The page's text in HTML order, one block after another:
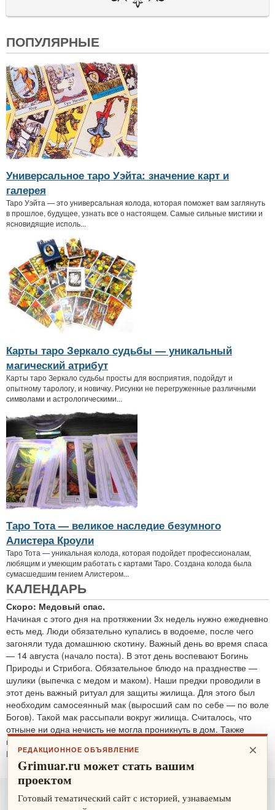
ПОПУЛЯРНЫЕ
Универсальное таро Уэйта: значение карт и
галерея
Таро Уэйта — это универсальная колода, которая поможет вам заглянуть
в прошлое, будущее, узнать все о настоящем. Самые сильные мистики и
ясновидящие исполь...
Карты таро Зеркало судьбы — уникальный
магический атрибут
Карты таро Зеркало судьбы просты для восприятия, подойдут и
опытному тарологу, и новичку. Рисунки не перегруженные различными
символами и астрологическими...
Таро Тота — великое наследие безумного
Алистера Кроули
Таро Тота — уникальная колода, которая подойдет профессионалам,
любящим и умеющим работать с картами Таро. Создана колода была
сумасшедшим гением Алистером...
КАЛЕНДАРЬ
Скоро: Медовый спас.
Начиная с этого дня на протяжении 3х недель нужно ежедневно
есть мед. Люди обязательно купались в водоеме, после чего
загоняли туда домашнюю скотину. Важный день во время спаса
— 14 августа (начало поста). В этот день воспевают Богинь
Природы и Стрибога. Обязательное блюдо на празднестве —
шулики (выпечка с медом и маком). Наши предки проводили в
этот день важный ритуал для защиты жилища. Для этого был
необходим самосеянный мак (выросший сам по себе — по воле
Богов). Такой мак рассыпали вокруг жилища. Считалось, что
отныне ни одна нечисть не могла проникнуть в дом. Также
проводятся обряды для защиты от злобных духов.
По теме:защитные ритуалы ×
РЕДАКЦИОННОЕ ОБЪЯВЛЕНИЕ
Grimuar.ru может стать вашим
проектом
Готовый тематический сайт с историей, узнаваемым